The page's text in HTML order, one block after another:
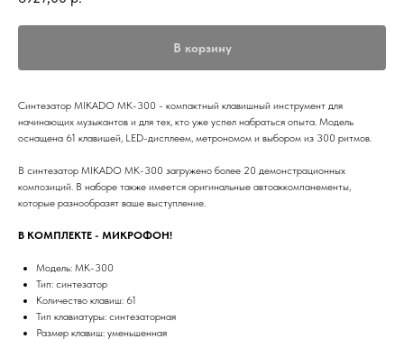
В корзину
Синтезатор MIKADO MK-300 - компактный клавишный инструмент для
начинающих музыкантов и для тех, кто уже успел набраться опыта. Модель
оснащена 61 клавишей, LED-дисплеем, метрономом и выбором из 300 ритмов.
В синтезатор MIKADO MK-300 загружено более 20 демонстрационных
композиций. В наборе также имеется оригинальные автоаккомпанементы,
которые разнообразят ваше выступление.
В КОМПЛЕКТЕ - МИКРОФОН!
Модель: MK-300
Тип: синтезатор
Количество клавиш: 61
Тип клавиатуры: синтезаторная
Размер клавиш: уменьшенная